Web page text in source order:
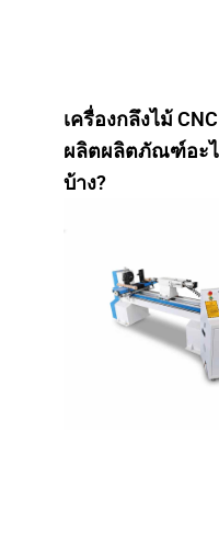
เครื่องกลึงไม้
ผลิตผลิตภัณฑ์อะ
บ้าง?